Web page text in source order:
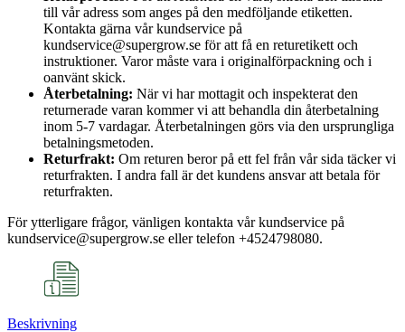
till vår adress som anges på den medföljande etiketten.
Kontakta gärna vår kundservice på
kundservice@supergrow.se för att få en returetikett och
instruktioner. Varor måste vara i originalförpackning och i
oanvänt skick.
Återbetalning: När vi har mottagit och inspekterat den
returnerade varan kommer vi att behandla din återbetalning
inom 5-7 vardagar. Återbetalningen görs via den ursprungliga
betalningsmetoden.
Returfrakt: Om returen beror på ett fel från vår sida täcker vi
returfrakten. I andra fall är det kundens ansvar att betala för
returfrakten.
För ytterligare frågor, vänligen kontakta vår kundservice på
kundservice@supergrow.se eller telefon +4524798080.
Beskrivning